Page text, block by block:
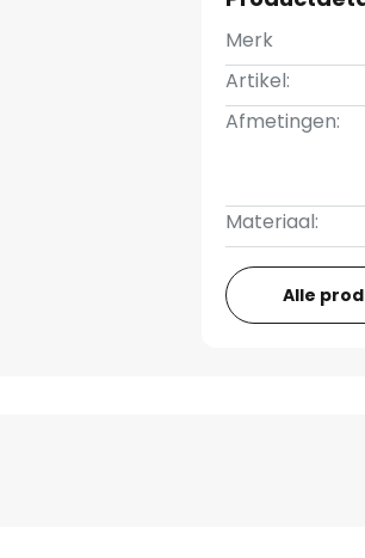
Merk
Artikel:
Afmetingen:
Materiaal:
Alle